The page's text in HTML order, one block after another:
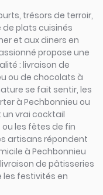
trésors de terroir,
de plats cuisinés
et aux diners en
propose une
: livraison de
ou de chocolats à
se fait sentir, les
à Pechbonnieu ou
un vrai cocktail
les fêtes de fin
artisans répondent
à Pechbonnieu
de pâtisseries
les festivités en